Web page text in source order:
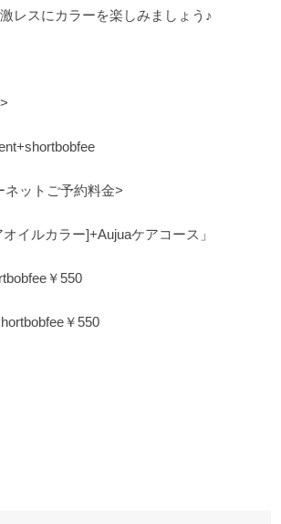
レスにカラーを楽しみましょう♪
ネットご予約料金>
イルカラー]+Aujuaケアコース」
￥550
￥550